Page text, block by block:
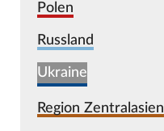
Polen
Russland
Ukraine
Region Zentralasien